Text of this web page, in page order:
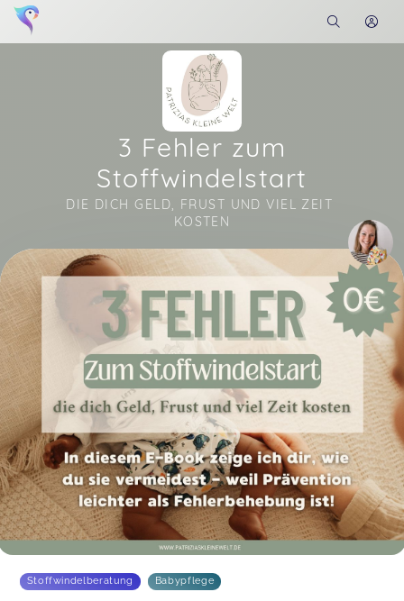
3 Fehler zum
Stoffwindelstart
DIE DICH GELD, FRUST UND VIEL ZEIT
KOSTEN
Soon you will learn more about me here...
Stoffwindelberatung Babypflege